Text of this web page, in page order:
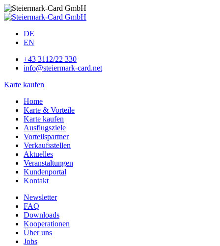
DE
EN
+43 3112/22 330
info@steiermark-card.net
Karte kaufen
Home
Karte & Vorteile
Karte kaufen
Ausflugsziele
Vorteilspartner
Verkaufsstellen
Aktuelles
Veranstaltungen
Kundenportal
Kontakt
Newsletter
FAQ
Downloads
Kooperationen
Über uns
Jobs